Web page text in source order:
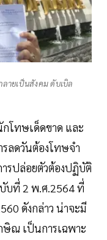
ายเป็นสังคม ดับเบิล
โทษเด็ดขาด และ
ลดวันต้องโทษจำ
รปล่อยตัวต้องปฏิบัติ
บที่ 2 พ.ศ.2564 ที่
ดังกล่าว น่าจะมี
ษิณ เป็นการเฉพาะ